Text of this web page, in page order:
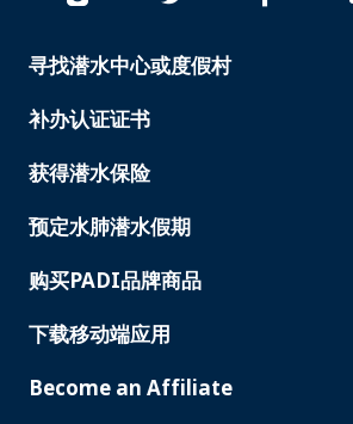
PADI
寻找潜水中心或度假村
补办认证证书
获得潜水保险
预定水肺潜水假期
购买PADI品牌商品
下载移动端应用
Become an Affiliate